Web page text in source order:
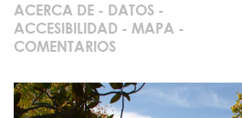
ACERCA DE - DATOS -
ACCESIBILIDAD - MAPA -
COMENTARIOS